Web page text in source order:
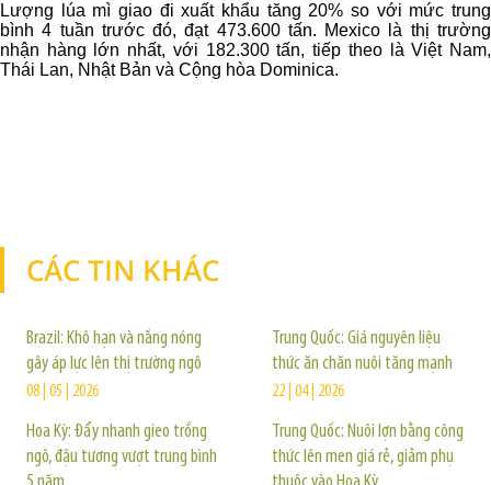
Lượng lúa mì giao đi xuất khẩu tăng 20% so với mức trung
bình 4 tuần trước đó, đạt 473.600 tấn. Mexico là thị trường
nhận hàng lớn nhất, với 182.300 tấn, tiếp theo là Việt Nam,
Thái Lan, Nhật Bản và Cộng hòa Dominica.
CÁC TIN KHÁC
Brazil: Khô hạn và nắng nóng
gây áp lực lên thị trường ngô
08 | 05 | 2026
Hoa Kỳ: Đẩy nhanh gieo trồng
ngô, đậu tương vượt trung bình
Trung Quốc: Giá nguyên liệu
thức ăn chăn nuôi tăng mạnh
22 | 04 | 2026
Trung Quốc: Nuôi lợn bằng công
thức lên men giá rẻ, giảm phụ